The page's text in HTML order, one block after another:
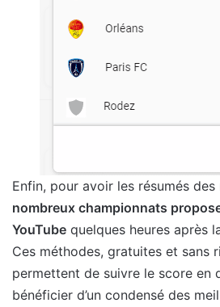
Enfin, pour avoir les résumés des
nombreux championnats
YouTube quelques heures après
Ces méthodes, gratuites et sans
permettent de suivre le score en
bénéficier d’un condensé des